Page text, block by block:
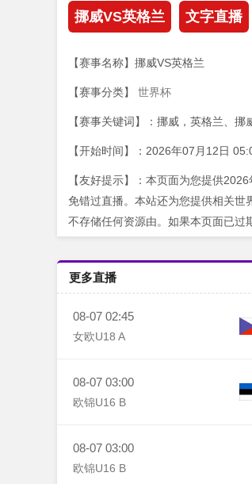
挪威VS英格兰 文字直播
【赛事名称】挪威VS英格兰
【赛事分类】 世界杯
【赛事关键词】：挪威，英格兰、
【开始时间】：2026年07月12日
【友好提示】：本页面为您提供
免错过直播。本站还为您提供相关世
不存储任何资源由。如果本页面已过
更多直播
08-07 02:45
女欧U18 A
08-07 03:00
欧锦U16 B
08-07 03:00
欧锦U16 B